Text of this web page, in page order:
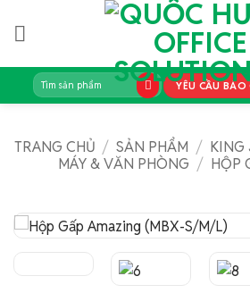
qua
Tìm
kiếm:
YÊU CẦU BÁO
TRANG CHỦ / SẢN PHẨM / KING
MÁY & VĂN PHÒNG / HỘP